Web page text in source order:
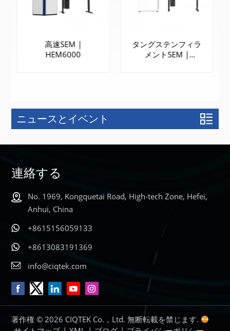
高速SEM |
HEM6000
もっと詳しく
タングステンフィラ
メントSEM |
もっと詳しく
ニュースとイベント
連絡する
No. 1969, Kongquetai Road, High-tech Zone, Hefei,
Anhui, China
+8615156059133
+8613083191369
info@ciqtek.com
著作権 © 2026 CIQTEK Co.，Ltd. 無断転載を禁じます.